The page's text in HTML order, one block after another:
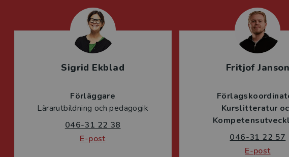
Sigrid Ekblad
Förläggare
Lärarutbildning och pedagogik
046-31 22 38
E-post
Fritjof Janson
Kurslitteratur
046-31 22 57
E-post